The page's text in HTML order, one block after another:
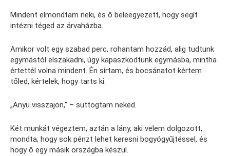
Mindent elmondtam neki, és ő beleegyezett, hogy segít
intézni téged az árvaházba.
Amikor volt egy szabad perc, rohantam hozzád, alig tudtunk
egymástól elszakadni, úgy kapaszkodtunk egymásba, mintha
értettél volna mindent. Én sírtam, és bocsánatot kértem
tőled, kértelek, hogy tarts ki.
„Anyu visszajön,” – suttogtam neked.
Két munkát végeztem, aztán a lány, aki velem dolgozott,
mondta, hogy sok pénzt lehet keresni bogyógyűjtéssel, és
hogy ő egy másik országba készül.